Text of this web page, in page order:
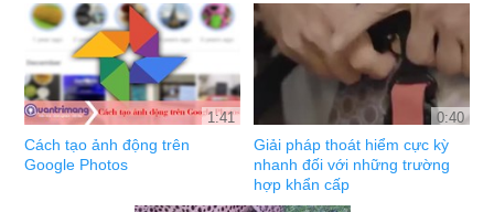
1:41
Cách tạo ảnh động trên
Google Photos
0:40
Giải pháp thoát hiểm cực kỳ
nhanh đối với những trường
hợp khẩn cấp